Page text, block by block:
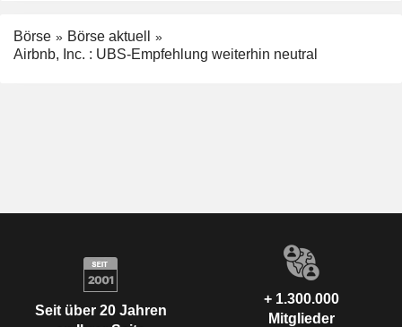
Börse
Börse aktuell
Airbnb, Inc. : UBS-Empfehlung weiterhin neutral
Seit über 20 Jahren
+ 1.300.000
Mitglieder